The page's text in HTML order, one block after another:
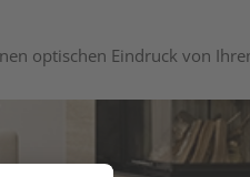
optischen Eindruck von